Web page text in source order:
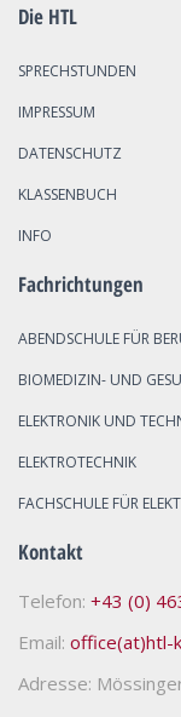
Die HTL
SPRECHSTUNDEN
IMPRESSUM
DATENSCHUTZ
KLASSENBUCH
INFO
Fachrichtungen
ABENDSCHULE FÜR
BIOMEDIZIN- UND
ELEKTRONIK UND
ELEKTROTECHNIK
FACHSCHULE FÜR
Kontakt
Telefon: +43 (0)
Email: office(at)htl-
Adresse: